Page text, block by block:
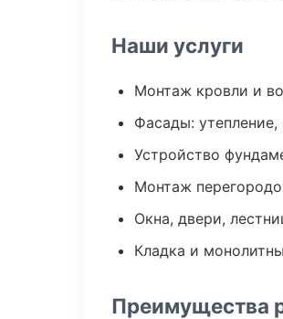
Наши услуги
Монтаж кровли и
Фасады: утепление,
Устройство
Монтаж
Окна, двери,
Кладка и
Преимущества